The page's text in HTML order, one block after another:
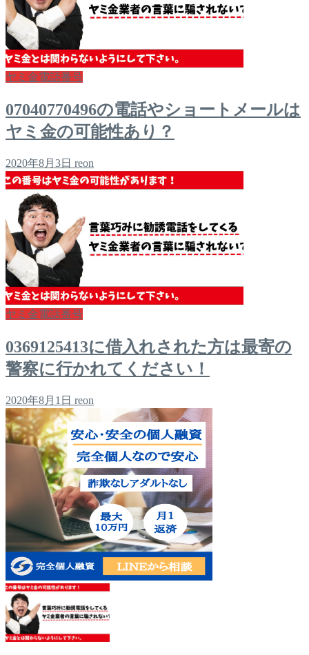
ヤミ金電話番号
07040770496の電話やショートメールは
ヤミ金の可能性あり？
2020年8月3日 reon
ヤミ金電話番号
0369125413に借入れされた方は最寄の
警察に行かれてください！
2020年8月1日 reon